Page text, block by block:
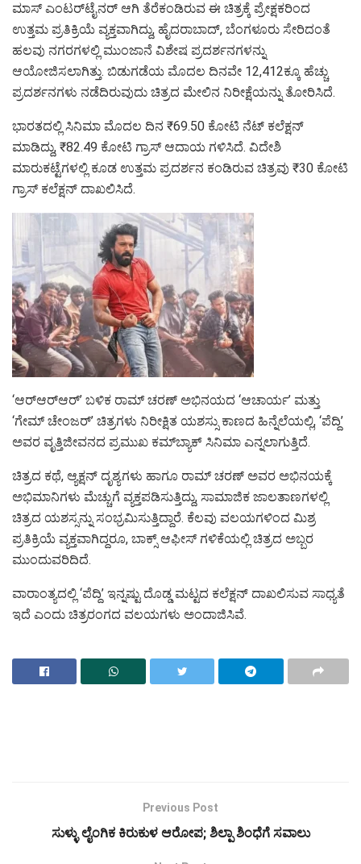
ಮಾಸ್ ಎಂಟರ್‌ಟೈನರ್ ಆಗಿ ತೆರೆಕಂಡಿರುವ ಈ ಚಿತ್ರಕ್ಕೆ ಪ್ರೇಕ್ಷಕರಿಂದ
ಉತ್ತಮ ಪ್ರತಿಕ್ರಿಯೆ ವ್ಯಕ್ತವಾಗಿದ್ದು, ಹೈದರಾಬಾದ್, ಬೆಂಗಳೂರು ಸೇರಿದಂತೆ
ಹಲವು ನಗರಗಳಲ್ಲಿ ಮುಂಜಾನೆ ವಿಶೇಷ ಪ್ರದರ್ಶನಗಳನ್ನು
ಆಯೋಜಿಸಲಾಗಿತ್ತು. ಬಿಡುಗಡೆಯ ಮೊದಲ ದಿನವೇ 12,412ಕ್ಕೂ ಹೆಚ್ಚು
ಪ್ರದರ್ಶನಗಳು ನಡೆದಿರುವುದು ಚಿತ್ರದ ಮೇಲಿನ ನಿರೀಕ್ಷೆಯನ್ನು ತೋರಿಸಿದೆ.
ಭಾರತದಲ್ಲಿ ಸಿನಿಮಾ ಮೊದಲ ದಿನ ₹69.50 ಕೋಟಿ ನೆಟ್ ಕಲೆಕ್ಷನ್
ಮಾಡಿದ್ದು, ₹82.49 ಕೋಟಿ ಗ್ರಾಸ್ ಆದಾಯ ಗಳಿಸಿದೆ. ವಿದೇಶಿ
ಮಾರುಕಟ್ಟೆಗಳಲ್ಲಿ ಕೂಡ ಉತ್ತಮ ಪ್ರದರ್ಶನ ಕಂಡಿರುವ ಚಿತ್ರವು ₹30 ಕೋಟಿ
ಗ್ರಾಸ್ ಕಲೆಕ್ಷನ್ ದಾಖಲಿಸಿದೆ.
‘ಆರ್‌ಆರ್‌ಆರ್‌’ ಬಳಿಕ ರಾಮ್ ಚರಣ್ ಅಭಿನಯದ ‘ಆಚಾರ್ಯ’ ಮತ್ತು
‘ಗೇಮ್ ಚೇಂಜರ್’ ಚಿತ್ರಗಳು ನಿರೀಕ್ಷಿತ ಯಶಸ್ಸು ಕಾಣದ ಹಿನ್ನೆಲೆಯಲ್ಲಿ, ‘ಪೆದ್ದಿ’
ಅವರ ವೃತ್ತಿಜೀವನದ ಪ್ರಮುಖ ಕಮ್‌ಬ್ಯಾಕ್ ಸಿನಿಮಾ ಎನ್ನಲಾಗುತ್ತಿದೆ.
ಚಿತ್ರದ ಕಥೆ, ಆ್ಯಕ್ಷನ್ ದೃಶ್ಯಗಳು ಹಾಗೂ ರಾಮ್ ಚರಣ್ ಅವರ ಅಭಿನಯಕ್ಕೆ
ಅಭಿಮಾನಿಗಳು ಮೆಚ್ಚುಗೆ ವ್ಯಕ್ತಪಡಿಸುತ್ತಿದ್ದು, ಸಾಮಾಜಿಕ ಜಾಲತಾಣಗಳಲ್ಲಿ
ಚಿತ್ರದ ಯಶಸ್ಸನ್ನು ಸಂಭ್ರಮಿಸುತ್ತಿದ್ದಾರೆ. ಕೆಲವು ವಲಯಗಳಿಂದ ಮಿಶ್ರ
ಪ್ರತಿಕ್ರಿಯೆ ವ್ಯಕ್ತವಾಗಿದ್ದರೂ, ಬಾಕ್ಸ್ ಆಫೀಸ್ ಗಳಿಕೆಯಲ್ಲಿ ಚಿತ್ರದ ಅಬ್ಬರ
ಮುಂದುವರಿದಿದೆ.
ವಾರಾಂತ್ಯದಲ್ಲಿ ‘ಪೆದ್ದಿ’ ಇನ್ನಷ್ಟು ದೊಡ್ಡ ಮಟ್ಟದ ಕಲೆಕ್ಷನ್ ದಾಖಲಿಸುವ ಸಾಧ್ಯತೆ
ಇದೆ ಎಂದು ಚಿತ್ರರಂಗದ ವಲಯಗಳು ಅಂದಾಜಿಸಿವೆ.
Previous Post
ಸುಳ್ಳು ಲೈಂಗಿಕ ಕಿರುಕುಳ ಆರೋಪ; ಶಿಲ್ಪಾ ಶಿಂಧೆಗೆ ಸವಾಲು